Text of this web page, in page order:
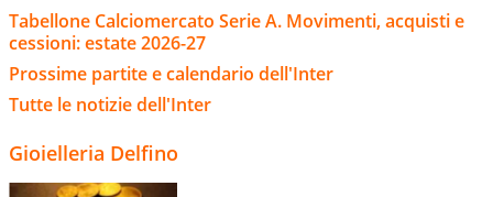
Tabellone Calciomercato Serie A. Movimenti, acquisti e
cessioni: estate 2026-27
Prossime partite e calendario dell'Inter
Tutte le notizie dell'Inter
Gioielleria Delfino